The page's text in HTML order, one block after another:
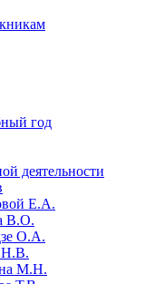
год
деятельности
Е.А.
В.О.
О.А.
Н.В.
М.Н.